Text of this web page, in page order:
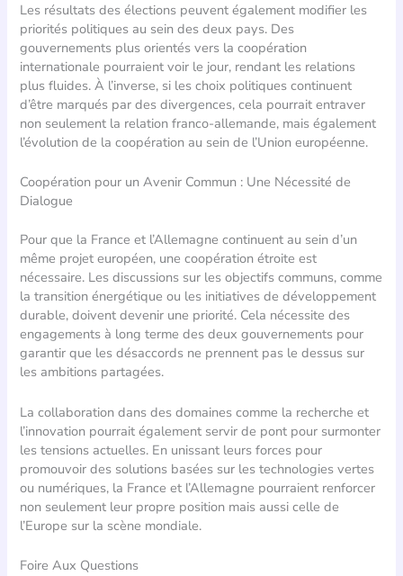
Les résultats des élections peuvent également modifier les
priorités politiques au sein des deux pays. Des
gouvernements plus orientés vers la coopération
internationale pourraient voir le jour, rendant les relations
plus fluides. À l’inverse, si les choix politiques continuent
d’être marqués par des divergences, cela pourrait entraver
non seulement la relation franco-allemande, mais également
l’évolution de la coopération au sein de l’Union européenne.
Coopération pour un Avenir Commun : Une Nécessité de
Dialogue
Pour que la France et l’Allemagne continuent au sein d’un
même projet européen, une coopération étroite est
nécessaire. Les discussions sur les objectifs communs, comme
la transition énergétique ou les initiatives de développement
durable, doivent devenir une priorité. Cela nécessite des
engagements à long terme des deux gouvernements pour
garantir que les désaccords ne prennent pas le dessus sur
les ambitions partagées.
La collaboration dans des domaines comme la recherche et
l’innovation pourrait également servir de pont pour surmonter
les tensions actuelles. En unissant leurs forces pour
promouvoir des solutions basées sur les technologies vertes
ou numériques, la France et l’Allemagne pourraient renforcer
non seulement leur propre position mais aussi celle de
l’Europe sur la scène mondiale.
Foire Aux Questions